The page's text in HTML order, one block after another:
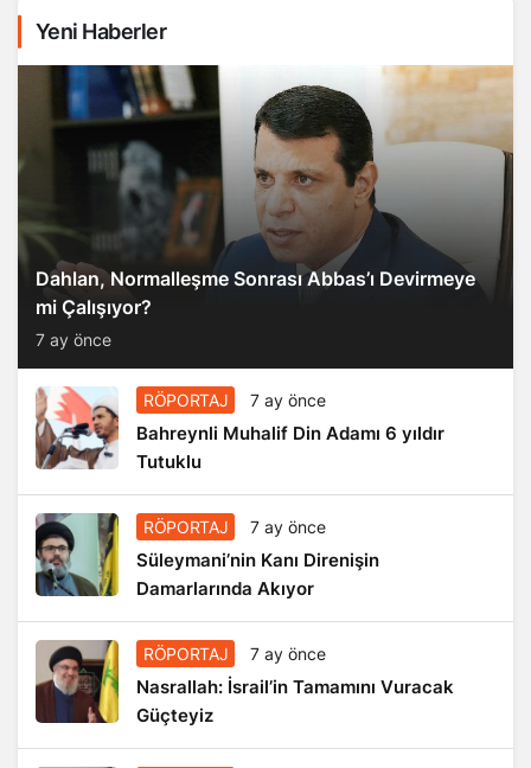
Yeni Haberler
Dahlan, Normalleşme Sonrası Abbas’ı Devirmeye
mi Çalışıyor?
7 ay önce
RÖPORTAJ 7 ay önce
Bahreynli Muhalif Din Adamı 6 yıldır
Tutuklu
RÖPORTAJ 7 ay önce
Süleymani’nin Kanı Direnişin
Damarlarında Akıyor
RÖPORTAJ 7 ay önce
Nasrallah: İsrail’in Tamamını Vuracak
Güçteyiz